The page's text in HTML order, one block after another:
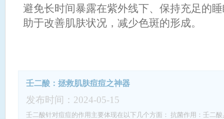
避免长时间暴露在紫外线下、保持充足的
助于改善肌肤状况，减少色斑的形成。
壬二酸：拯救肌肤痘痘之神器
发布时间：2024-05-15
壬二酸针对痘痘的作用主要体现在以下几个方面： 抗菌作用：壬二酸具有抗菌效果，特别是对于痤疮丙酸